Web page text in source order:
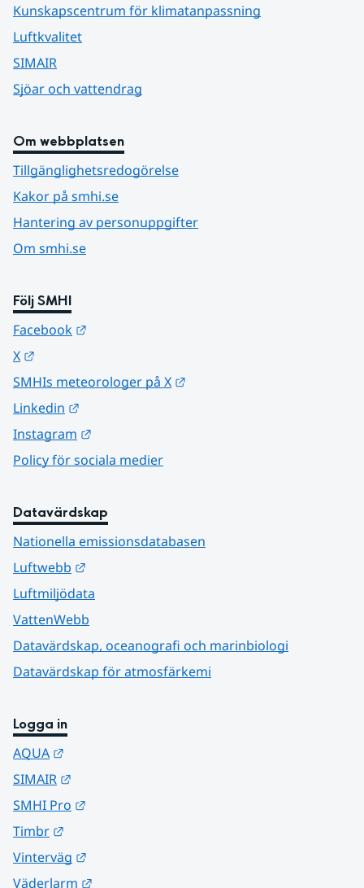
Kunskapscentrum för klimatanpassning
Luftkvalitet
SIMAIR
Sjöar och vattendrag
Om webbplatsen
Tillgänglighetsredogörelse
Kakor på smhi.se
Hantering av personuppgifter
Om smhi.se
Följ SMHI
Facebook
X
SMHIs meteorologer på X
Linkedin
Instagram
Policy för sociala medier
Datavärdskap
Nationella emissionsdatabasen
Luftwebb
Luftmiljödata
VattenWebb
Datavärdskap, oceanografi och marinbiologi
Datavärdskap för atmosfärkemi
Logga in
AQUA
SIMAIR
SMHI Pro
Timbr
Vinterväg
Väderlarm